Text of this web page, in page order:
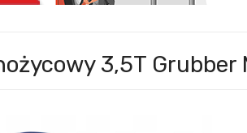
3,5T Grubber